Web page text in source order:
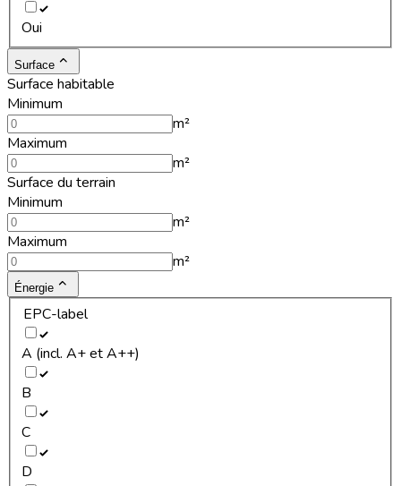
Oui
Surface
Surface habitable
Minimum
m²
Maximum
m²
Surface du terrain
Minimum
m²
Maximum
m²
Énergie
EPC-label
A (incl. A+ et A++)
B
C
D